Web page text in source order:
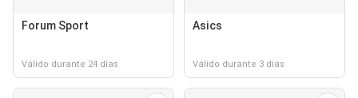
Forum Sport
Válido durante 24 días
Asics
Válido durante 3 días